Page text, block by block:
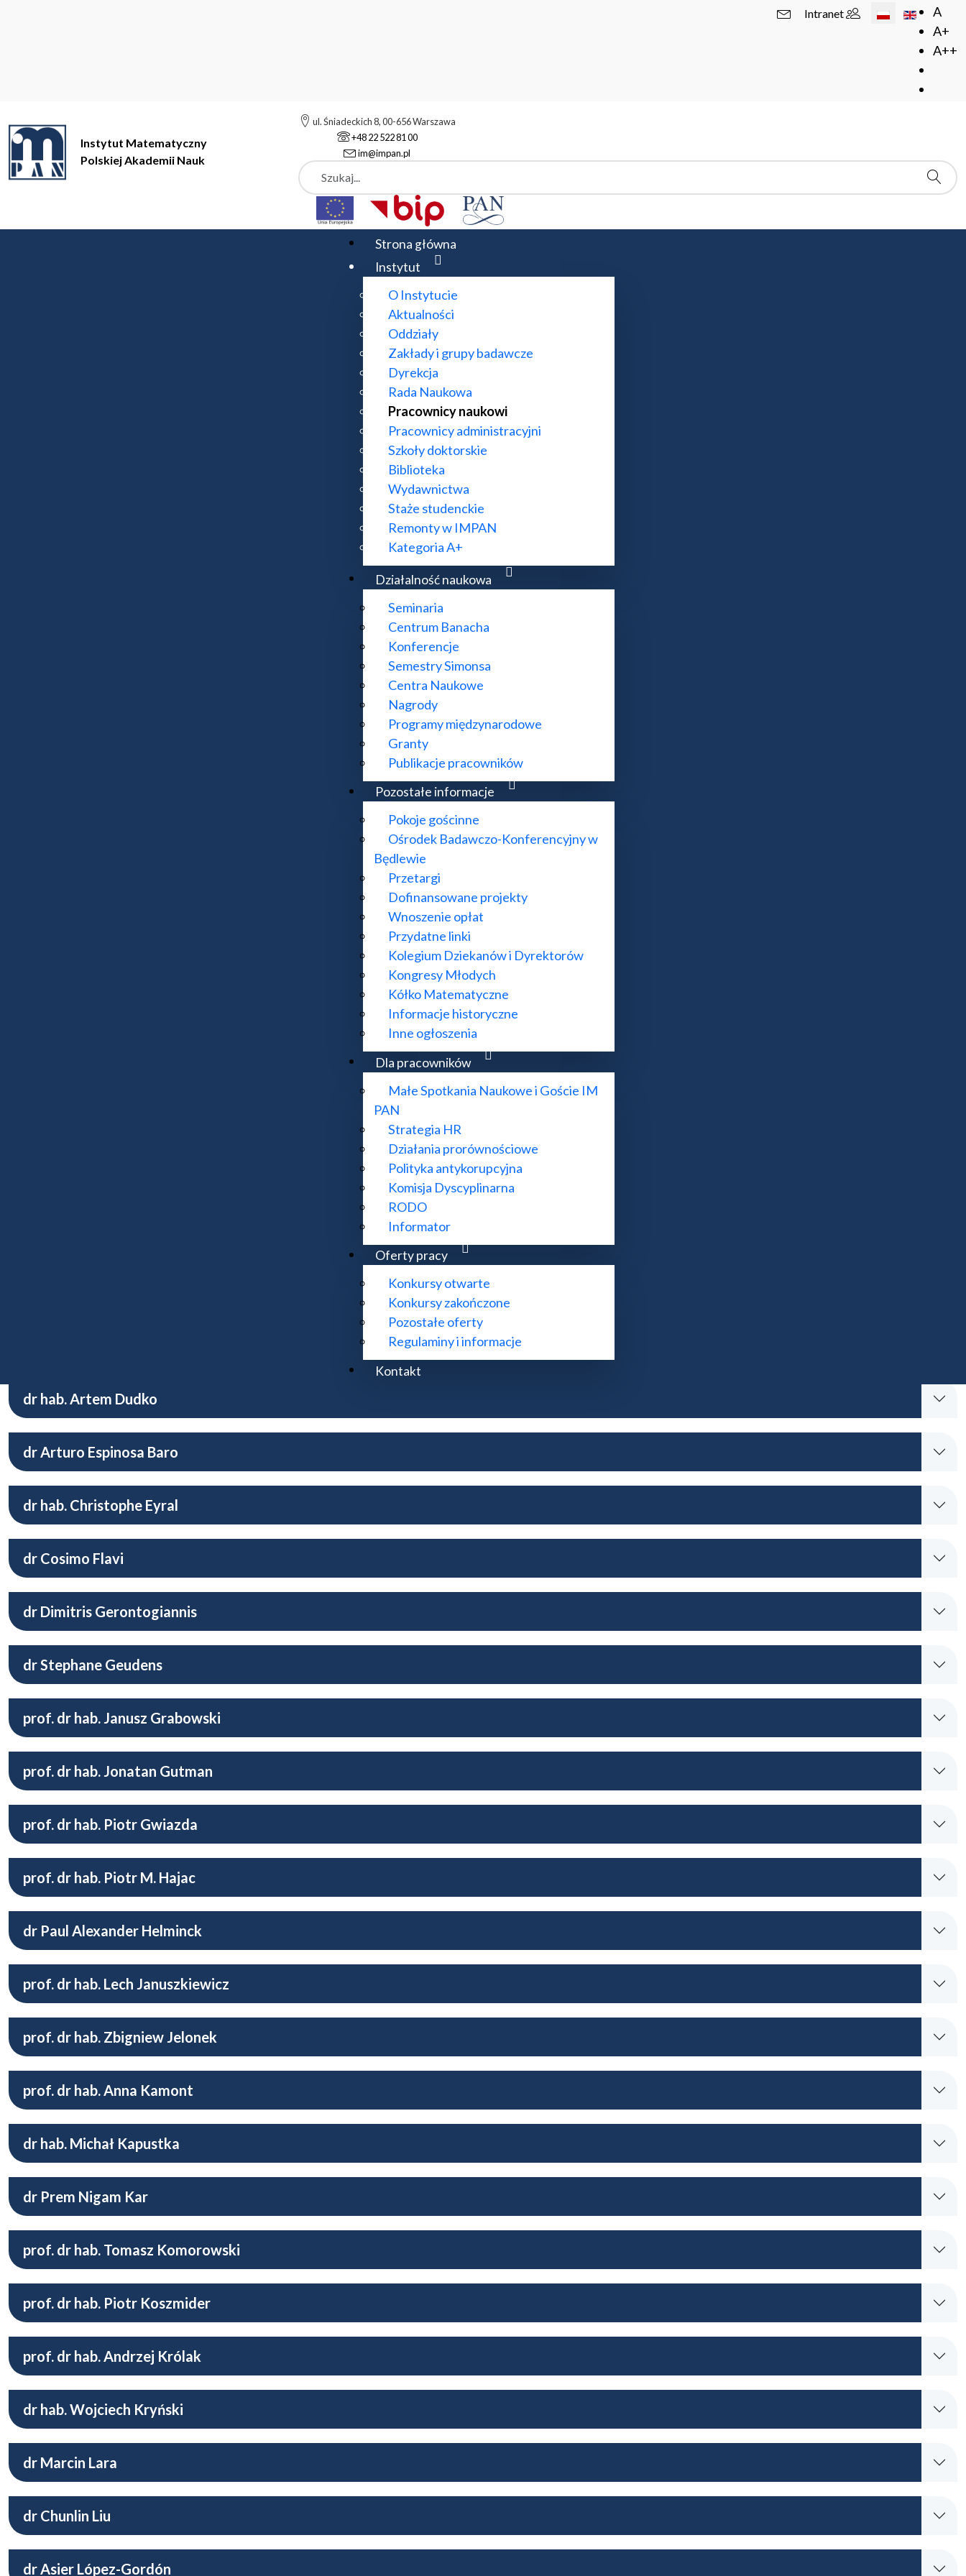
A
A+
A++
Wybierz swój język
Intranet
Instytut Matematyczny
Polskiej Akademii Nauk
ul. Śniadeckich 8, 00-656 Warszawa
+48 22 522 81 00
im@impan.pl
Szukaj
Strona główna
Instytut
O Instytucie
Aktualności
Oddziały
Zakłady i grupy badawcze
Dyrekcja
Rada Naukowa
Pracownicy naukowi
Pracownicy administracyjni
Szkoły doktorskie
Biblioteka
Wydawnictwa
Staże studenckie
Remonty w IMPAN
Kategoria A+
Działalność naukowa
Seminaria
Centrum Banacha
Konferencje
Semestry Simonsa
Centra Naukowe
Nagrody
Programy międzynarodowe
Granty
Publikacje pracowników
Pozostałe informacje
Pokoje gościnne
Ośrodek Badawczo-Konferencyjny w
Będlewie
Przetargi
Dofinansowane projekty
Wnoszenie opłat
Przydatne linki
Kolegium Dziekanów i Dyrektorów
Kongresy Młodych
Kółko Matematyczne
Informacje historyczne
Inne ogłoszenia
Dla pracowników
Małe Spotkania Naukowe i Goście IM
PAN
Strategia HR
Działania prorównościowe
Polityka antykorupcyjna
Komisja Dyscyplinarna
RODO
Informator
Oferty pracy
Konkursy otwarte
Konkursy zakończone
Pozostałe oferty
Regulaminy i informacje
Kontakt
Instytut Matematyczny Polskiej Akademii Nauk Pracownicy naukowi
Pracownicy naukowi
Rozwiń wszystko
dr hab. Artem Dudko
dr Arturo Espinosa Baro
dr hab. Christophe Eyral
dr Cosimo Flavi
dr Dimitris Gerontogiannis
dr Stephane Geudens
prof. dr hab. Janusz Grabowski
prof. dr hab. Jonatan Gutman
prof. dr hab. Piotr Gwiazda
prof. dr hab. Piotr M. Hajac
dr Paul Alexander Helminck
prof. dr hab. Lech Januszkiewicz
prof. dr hab. Zbigniew Jelonek
prof. dr hab. Anna Kamont
dr hab. Michał Kapustka
dr Prem Nigam Kar
prof. dr hab. Tomasz Komorowski
prof. dr hab. Piotr Koszmider
prof. dr hab. Andrzej Królak
dr hab. Wojciech Kryński
dr Marcin Lara
dr Chunlin Liu
dr Asier López-Gordón